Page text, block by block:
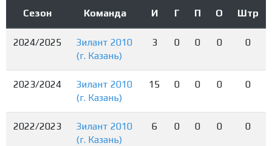
Сезон Команда И Г П О Штр
2024/2025
Зилант 2010
(г. Казань)
3 0 0 0 0
2023/2024
Зилант 2010
(г. Казань)
15 0 0 0 0
2022/2023
Зилант 2010
(г. Казань)
6 0 0 0 0